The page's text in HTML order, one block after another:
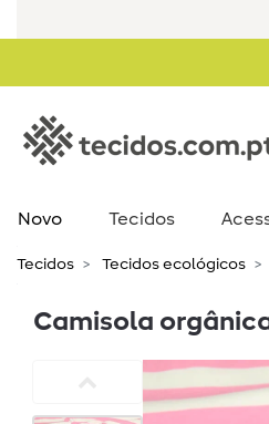
Novo Tecidos
Tecidos Tecidos ecológicos
Camisola